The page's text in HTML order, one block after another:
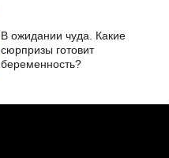
В ожидании чуда. Какие
сюрпризы готовит
беременность?